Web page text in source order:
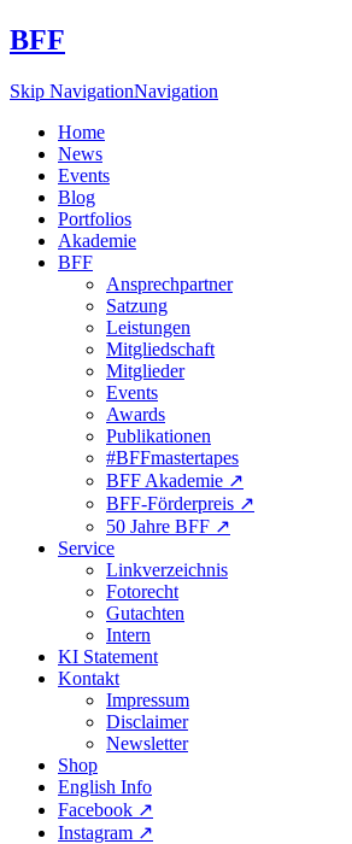
BFF
Skip NavigationNavigation
Home
News
Events
Blog
Portfolios
Akademie
BFF
Ansprechpartner
Satzung
Leistungen
Mitgliedschaft
Mitglieder
Events
Awards
Publikationen
#BFFmastertapes
BFF Akademie ↗︎
BFF-Förderpreis ↗︎
50 Jahre BFF ↗︎
Service
Linkverzeichnis
Fotorecht
Gutachten
Intern
KI Statement
Kontakt
Impressum
Disclaimer
Newsletter
Shop
English Info
Facebook ↗︎
Instagram ↗︎